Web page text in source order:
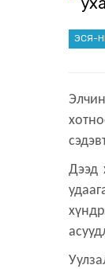
ЭСЯ-
Дээд